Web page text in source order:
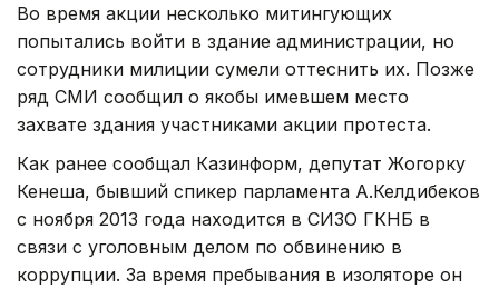
Во время акции несколько митингующих
попытались войти в здание администрации, но
сотрудники милиции сумели оттеснить их. Позже
ряд СМИ сообщил о якобы имевшем место
захвате здания участниками акции протеста.
Как ранее сообщал Казинформ, депутат Жогорку
Кенеша, бывший спикер парламента А.Келдибеков
с ноября 2013 года находится в СИЗО ГКНБ в
связи с уголовным делом по обвинению в
коррупции. За время пребывания в изоляторе он